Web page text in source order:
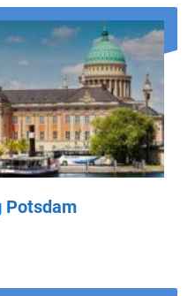
Potsdam